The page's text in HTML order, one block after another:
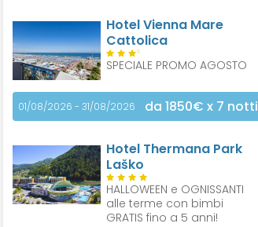
Hotel Vienna Mare
Cattolica
S
SPECIALE PROMO AGOSTO
01/08/2026 - 31/08/2026 da 1850€ x 7 notti
Hotel Thermana Park
Laško
HALLOWEEN e OGNISSANTI
alle terme con bimbi
GRATIS fino a 5 anni!